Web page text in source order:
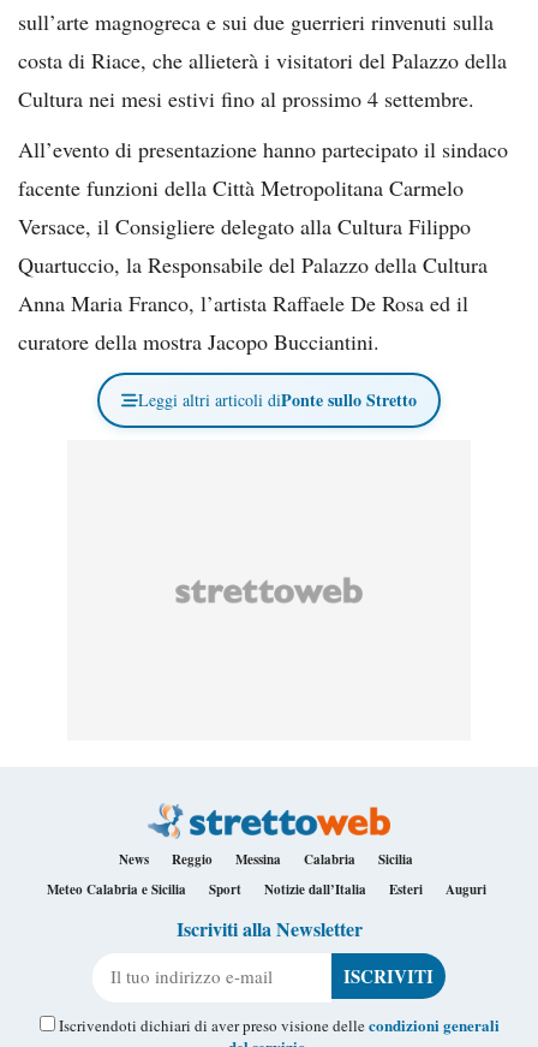
sull’arte magnogreca e sui due guerrieri rinvenuti sulla
costa di Riace, che allieterà i visitatori del Palazzo della
Cultura nei mesi estivi fino al prossimo 4 settembre.
All’evento di presentazione hanno partecipato il sindaco
facente funzioni della Città Metropolitana Carmelo
Versace, il Consigliere delegato alla Cultura Filippo
Quartuccio, la Responsabile del Palazzo della Cultura
Anna Maria Franco, l’artista Raffaele De Rosa ed il
curatore della mostra Jacopo Bucciantini.
Leggi altri articoli diPonte sullo Stretto
News Reggio Messina Calabria
Sicilia
Meteo Calabria e Sicilia
Sport Notizie dall’Italia Esteri Auguri
Iscriviti alla Newsletter
Iscrivendoti dichiari di aver preso visione dellecondizioni generali